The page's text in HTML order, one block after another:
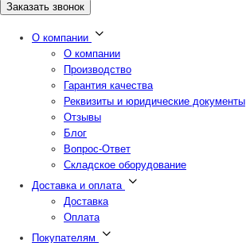
Заказать звонок
О компании
О компании
Производство
Гарантия качества
Реквизиты и юридические документы
Отзывы
Блог
Вопрос-Ответ
Складское оборудование
Доставка и оплата
Доставка
Оплата
Покупателям